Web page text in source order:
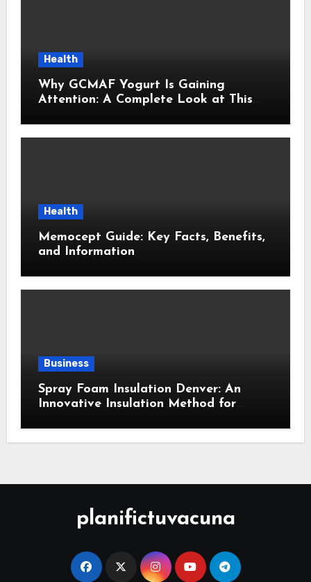
Health
Why GCMAF Yogurt Is Gaining
Attention: A Complete Look at This
Health
Memocept Guide: Key Facts, Benefits,
and Information
Business
Spray Foam Insulation Denver: An
Innovative Insulation Method for
Durability
planifictuvacuna